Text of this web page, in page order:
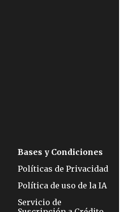
Bases y Condiciones
Políticas de Privacidad
Política de uso de la IA
Servicio de